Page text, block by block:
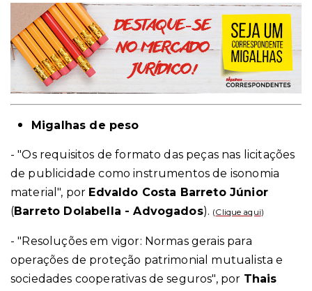
Migalhas de peso
- "Os requisitos de formato das peças nas licitações
de publicidade como instrumentos de isonomia
material", por Edvaldo Costa Barreto Júnior
(Barreto Dolabella - Advogados). (Clique aqui)
- "Resoluções em vigor: Normas gerais para
operações de proteção patrimonial mutualista e
sociedades cooperativas de seguros", por Thais